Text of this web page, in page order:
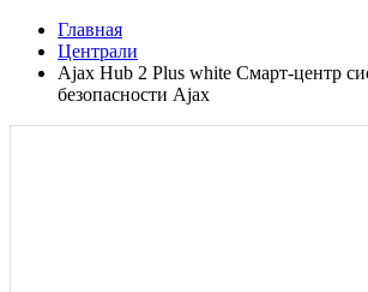
Главная
Централи
Ajax Hub 2 Plus white Смарт-центр
безопасности Ajax